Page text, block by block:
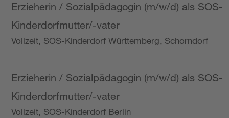
Erzieherin / Sozialpädagogin (m/w/d) als SOS-
Kinderdorfmutter/-vater
Vollzeit, SOS-Kinderdorf Württemberg, Schorndorf
Erzieherin / Sozialpädagogin (m/w/d) als SOS-
Kinderdorfmutter/-vater
Vollzeit, SOS-Kinderdorf Berlin